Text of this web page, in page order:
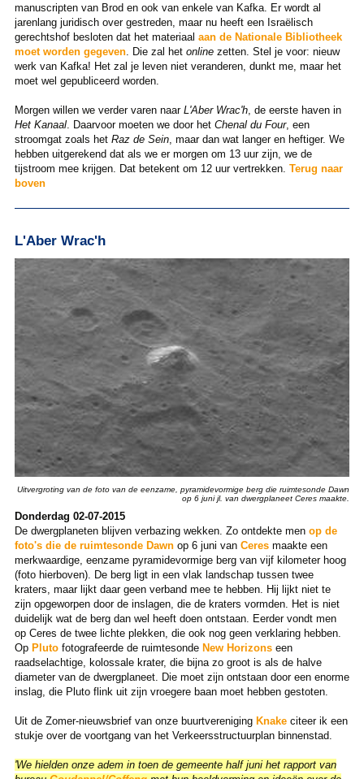
manuscripten van Brod en ook van enkele van Kafka. Er wordt al
jarenlang juridisch over gestreden, maar nu heeft een Israëlisch
gerechtshof besloten dat het materiaal aan de Nationale Bibliotheek
moet worden gegeven. Die zal het onlinezetten. Stel je voor: nieuw
werk van Kafka! Het zal je leven niet veranderen, dunkt me, maar het
moet wel gepubliceerd worden.
Morgen willen we verder varen naar L'Aber Wrac'h, de eerste haven in
Het Kanaal. Daarvoor moeten we door het Chenal du Four, een
stroomgat zoals het Raz de Sein, maar dan wat langer en heftiger. We
hebben uitgerekend dat als we er morgen om 13 uur zijn, we de
tijstroom mee krijgen. Dat betekent om 12 uur vertrekken. Terug naar
boven
L'Aber Wrac'h
Uitvergroting van de foto van de eenzame, pyramidevormige berg die ruimtesonde Dawn
op 6 juni jl. van dwergplaneet Ceres maakte.
Donderdag 02-07-2015
De dwergplaneten blijven verbazing wekken. Zo ontdekte men op de
foto's die de ruimtesonde Dawnop 6 juni van Ceresmaakte een
merkwaardige, eenzame pyramidevormige berg van vijf kilometer hoog
(foto hierboven). De berg ligt in een vlak landschap tussen twee
kraters, maar lijkt daar geen verband mee te hebben. Hij lijkt niet te
zijn opgeworpen door de inslagen, die de kraters vormden. Het is niet
duidelijk wat de berg dan wel heeft doen ontstaan. Eerder vondt men
op Ceres de twee lichte plekken, die ook nog geen verklaring hebben.
Op Plutofotografeerde de ruimtesonde New Horizonseen
raadselachtige, kolossale krater, die bijna zo groot is als de halve
diameter van de dwergplaneet. Die moet zijn ontstaan door een enorme
inslag, die Pluto flink uit zijn vroegere baan moet hebben gestoten.
Uit de Zomer-nieuwsbrief van onze buurtvereniging Knakeciteer ik een
stukje over de voortgang van het Verkeersstructuurplan binnenstad.
'We hielden onze adem in toen de gemeente half juni het rapport van